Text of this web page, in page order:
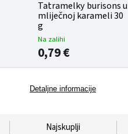
Tatramelky burisons u
mliječnoj karameli 30
g
Na zalihi
0,79 €
Detaljne informacije
Najskuplji